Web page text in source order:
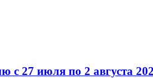
с 27 июля по 2 августа